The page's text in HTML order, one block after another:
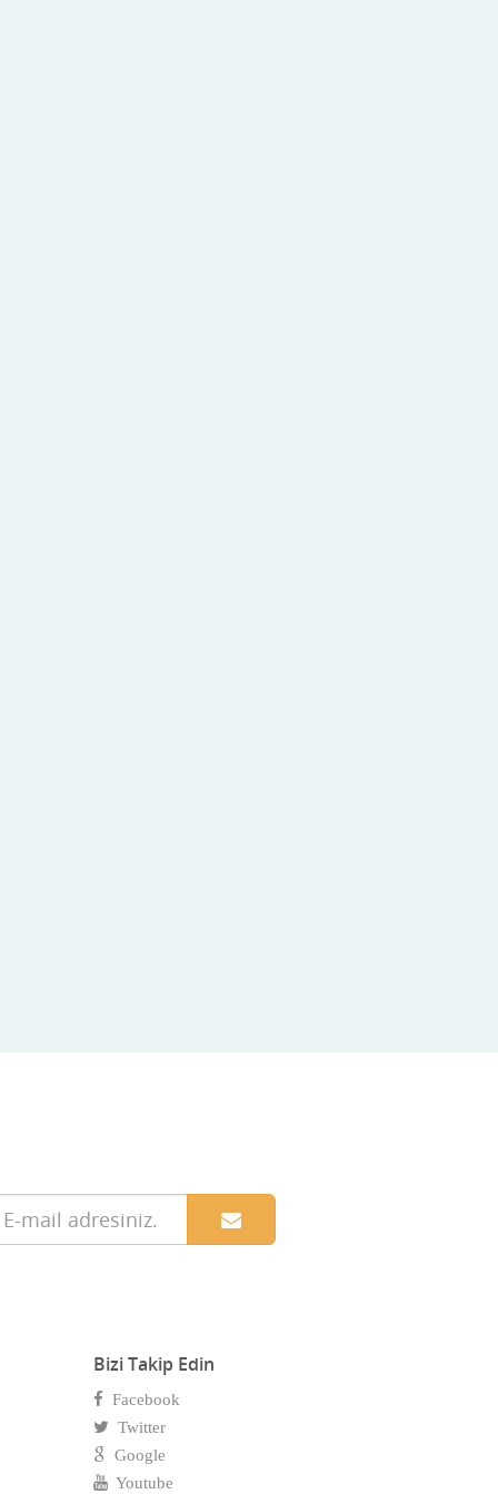
Bizi Takip Edin
Facebook
Twitter
Google
Youtube